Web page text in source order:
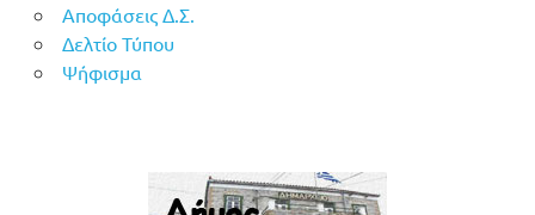
Αποφάσεις Δ.Σ.
Δελτίο Τύπου
Ψήφισμα